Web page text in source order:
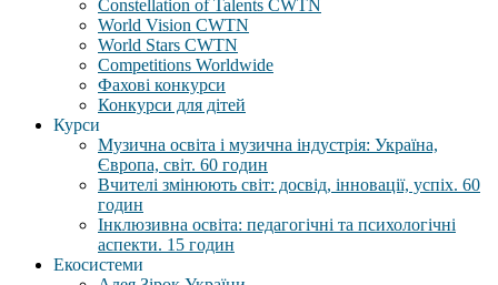
Constellation of Talents CWTN
World Vision CWTN
World Stars CWTN
Competitions Worldwide
Фахові конкурси
Конкурси для дітей
Курси
Музична освіта і музична індустрія: Україна,
Європа, світ. 60 годин
Вчителі змінюють світ: досвід, інновації, успіх. 60
годин
Інклюзивна освіта: педагогічні та психологічні
аспекти. 15 годин
Екосистеми